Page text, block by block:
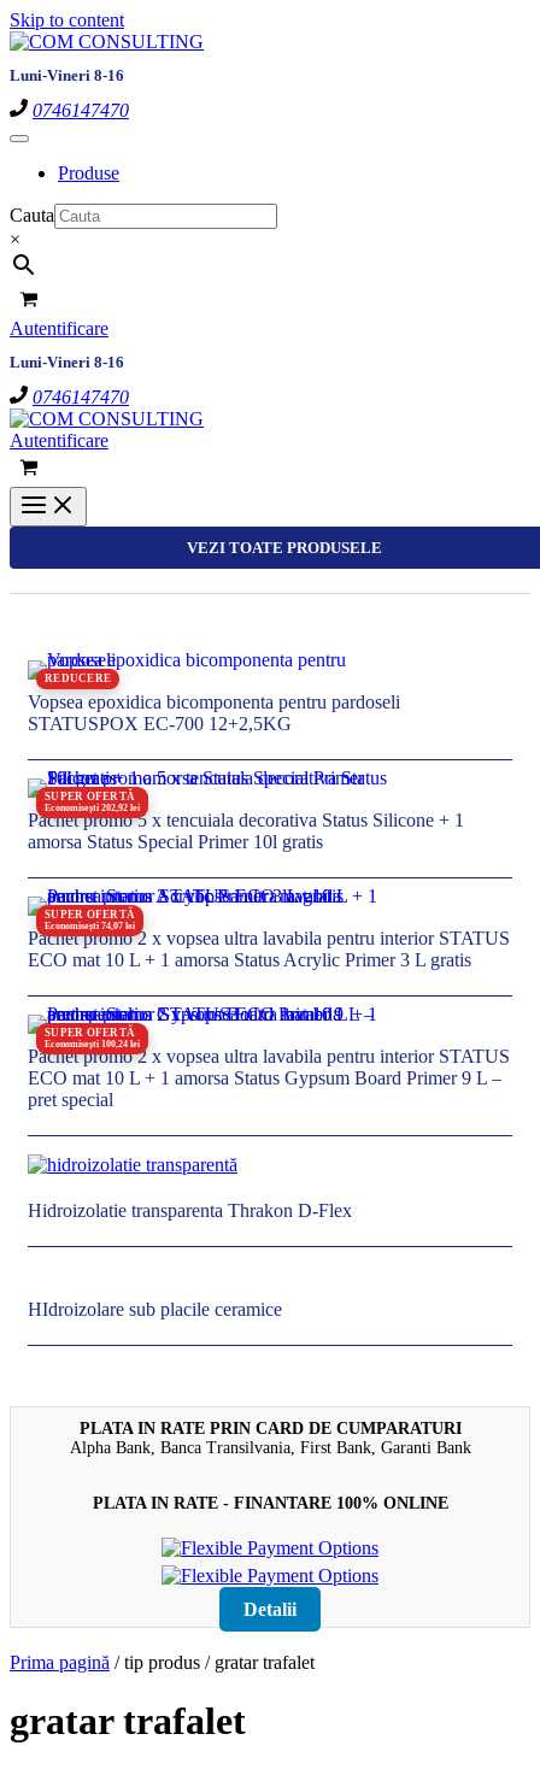
Skip to content
Luni-Vineri 8-16
0746147470
Produse
Cauta
×
Autentificare
Luni-Vineri 8-16
0746147470
Autentificare
VEZI TOATE PRODUSELE
REDUCERE
Vopsea epoxidica bicomponenta pentru pardoseli
STATUSPOX EC-700 12+2,5KG
SUPER OFERTĂ
Economisești 202,92 lei
Pachet promo 5 x tencuiala decorativa Status Silicone + 1
amorsa Status Special Primer 10l gratis
SUPER OFERTĂ
Economisești 74,07 lei
Pachet promo 2 x vopsea ultra lavabila pentru interior STATUS
ECO mat 10 L + 1 amorsa Status Acrylic Primer 3 L gratis
SUPER OFERTĂ
Economisești 100,24 lei
Pachet promo 2 x vopsea ultra lavabila pentru interior STATUS
ECO mat 10 L + 1 amorsa Status Gypsum Board Primer 9 L –
pret special
Hidroizolatie transparenta Thrakon D-Flex
HIdroizolare sub placile ceramice
PLATA IN RATE PRIN CARD DE CUMPARATURI
Alpha Bank, Banca Transilvania, First Bank, Garanti Bank
PLATA IN RATE - FINANTARE 100% ONLINE
Detalii
Prima pagină / tip produs / gratar trafalet
gratar trafalet